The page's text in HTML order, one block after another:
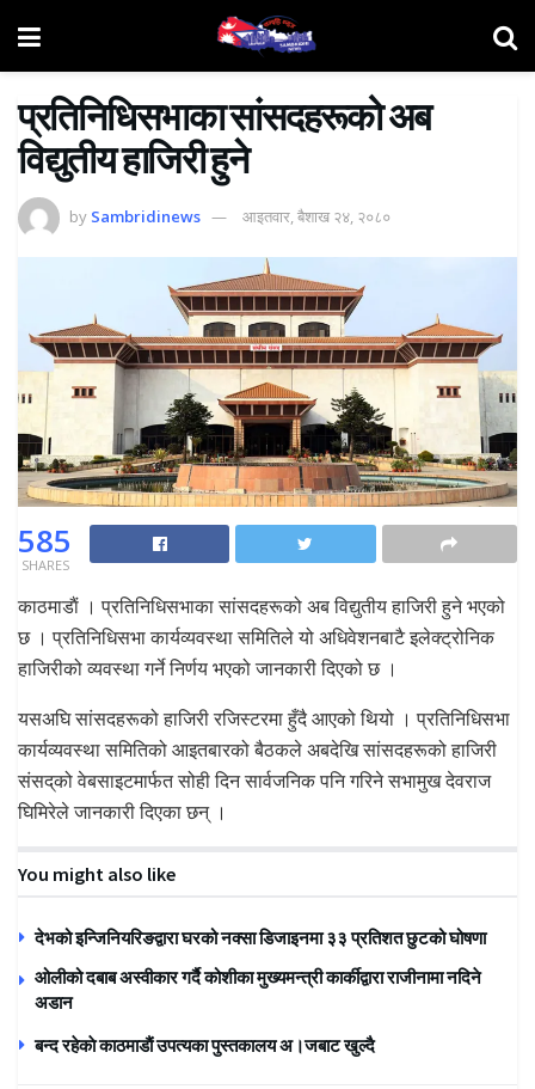
प्रतिनिधिसभाका सांसदहरूको अब
विद्युतीय हाजिरी हुने
by Sambridinews आइतवार, बैशाख २४, २०८०
585
SHARES
काठमाडाैं । प्रतिनिधिसभाका सांसदहरूको अब विद्युतीय हाजिरी हुने भएको
छ । प्रतिनिधिसभा कार्यव्यवस्था समितिले यो अधिवेशनबाटै इलेक्ट्रोनिक
हाजिरीको व्यवस्था गर्ने निर्णय भएको जानकारी दिएको छ ।
यसअघि सांसदहरूको हाजिरी रजिस्टरमा हुँदै आएको थियो । प्रतिनिधिसभा
कार्यव्यवस्था समितिको आइतबारको बैठकले अबदेखि सांसदहरूको हाजिरी
संसद्‌को वेबसाइटमार्फत सोही दिन सार्वजनिक पनि गरिने सभामुख देवराज
घिमिरेले जानकारी दिएका छन् ।
You might also like
देभको इन्जिनियरिङद्वारा घरको नक्सा डिजाइनमा ३३ प्रतिशत छुटको घोषणा
ओलीको दबाब अस्वीकार गर्दै कोशीका मुख्यमन्त्री कार्कीद्वारा राजीनामा नदिने
अडान
बन्द रहेकाे काठमाडाैं उपत्यका पुस्तकालय अ।जबाट खुल्दै